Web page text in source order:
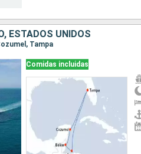
ESTADOS UNIDOS
Tampa
Comidas incluidas